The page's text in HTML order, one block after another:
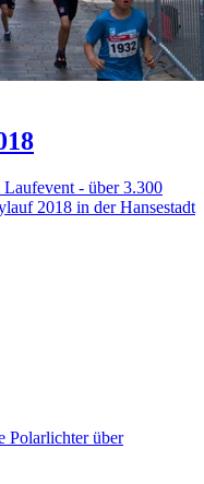
- über 3.300
2018 in der Hansestadt
Polarlichter über